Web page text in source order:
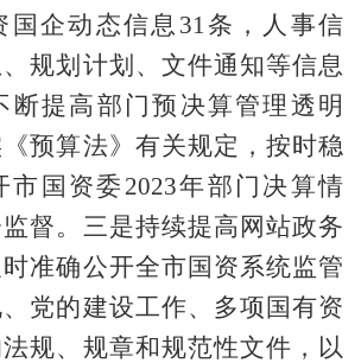
国企动态信息31条，人事信
规划计划、文件通知等信息
断提高部门预决算管理透明
预算法》有关规定，按时稳
市国资委2023年部门决算情
督。三是持续提高网站政务
准确公开全市国资系统监管
党的建设工作、多项国有资
规、规章和规范性文件，以